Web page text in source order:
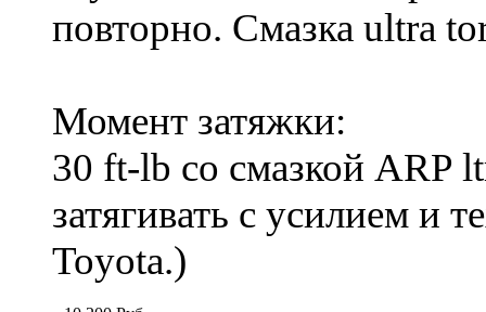
повторно. Смазка ultra
Момент затяжки:
30 ft-lb со смазкой
затягивать с усилием и
Toyota.)